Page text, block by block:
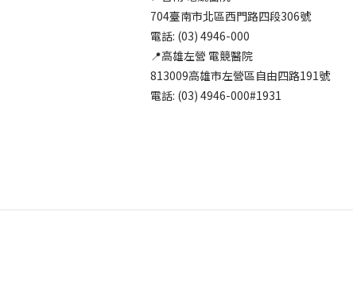
704臺南市北區西門路四段306號
電話: (03) 4946-000
📍高雄左營 電競醫院
813009高雄市左營區自由四路191號
電話: (03) 4946-000#1931